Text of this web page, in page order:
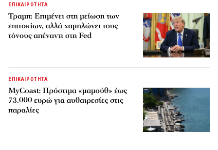
ΕΠΙΚΑΙΡΟΤΗΤΑ
Τραμπ: Επιμένει στη μείωση των
επιτοκίων, αλλά χαμηλώνει τους
τόνους απέναντι στη Fed
ΕΠΙΚΑΙΡΟΤΗΤΑ
MyCoast: Πρόστιμα «μαμούθ» έως
73.000 ευρώ για αυθαιρεσίες στις
παραλίες